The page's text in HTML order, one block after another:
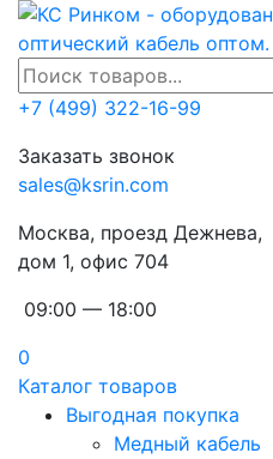
+7 (499) 322-16-99
Заказать звонок
sales@ksrin.com
Москва, проезд Дежнева,
дом 1, офис 704
09:00 — 18:00
0
Каталог товаров
Выгодная покупка
Медный кабель